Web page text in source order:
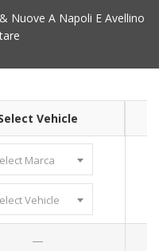
Nuove A Napoli E Avellino
Vehicle
Marca
Vehicle
—